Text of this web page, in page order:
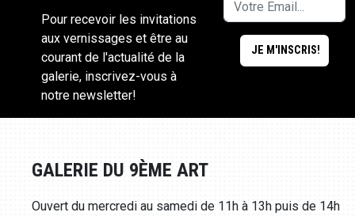
Pour recevoir les invitations
aux vernissages et être au
courant de l'actualité de la
galerie, inscrivez-vous à
notre newsletter!
GALERIE DU 9ÈME ART
Ouvert du mercredi au samedi de 11h à 13h puis de 14h